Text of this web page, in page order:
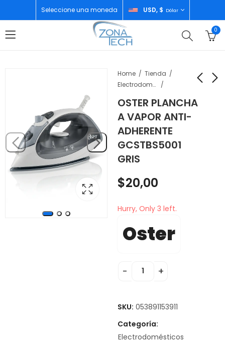
Seleccione una moneda USD, $ Dólar
0
Home
Tienda
Electrodomésticos
OSTER PLANCHA
A VAPOR ANTI-
ADHERENTE
GCSTBS5001
GRIS
CAFETERA 12 TZ
BVSTRC12
$15,00
DE ALIMENTOS
FPSTFP1455-013
$85,00
$20,00
Hurry, Only 3 left.
Oster
SKU: 053891153911
Categoría:
Electrodomésticos